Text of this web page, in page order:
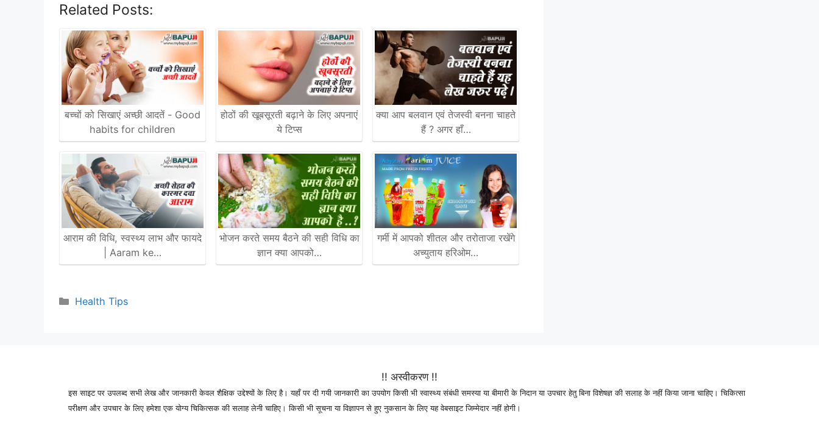
Related Posts:
बच्चों को सिखाएं अच्छी आदतें - Good
habits for children
आराम की विधि, स्वस्थ्य लाभ और फायदे
| Aaram ke…
होठों की खूबसूरती बढ़ाने के लिए अपनाएं
ये टिप्स
भोजन करते समय बैठने की सही विधि का
ज्ञान क्या आपको…
क्या आप बलवान एवं तेजस्वी बनना चाहते
हैं ? अगर हाँ…
गर्मी में आपको शीतल और तरोताजा रखेंगे
अच्युताय हरिओम…
Categories
Health Tips
!! अस्वीकरण !!
इस साइट पर उपलब्द सभी लेख और जानकारी केवल शैक्षिक उद्देश्यों के लिए है। यहाँ पर दी गयी जानकारी का उपयोग किसी भी स्वास्थ्य संबंधी समस्या या बीमारी के निदान या उपचार हेतु बिना विशेषज्ञ की सलाह के नहीं किया जाना चाहिए। चिकित्सा
परीक्षण और उपचार के लिए हमेशा एक योग्य चिकित्सक की सलाह लेनी चाहिए। किसी भी सूचना या विज्ञापन से हुए नुकसान के लिए यह वेबसाइट जिम्मेदार नहीं होगी।